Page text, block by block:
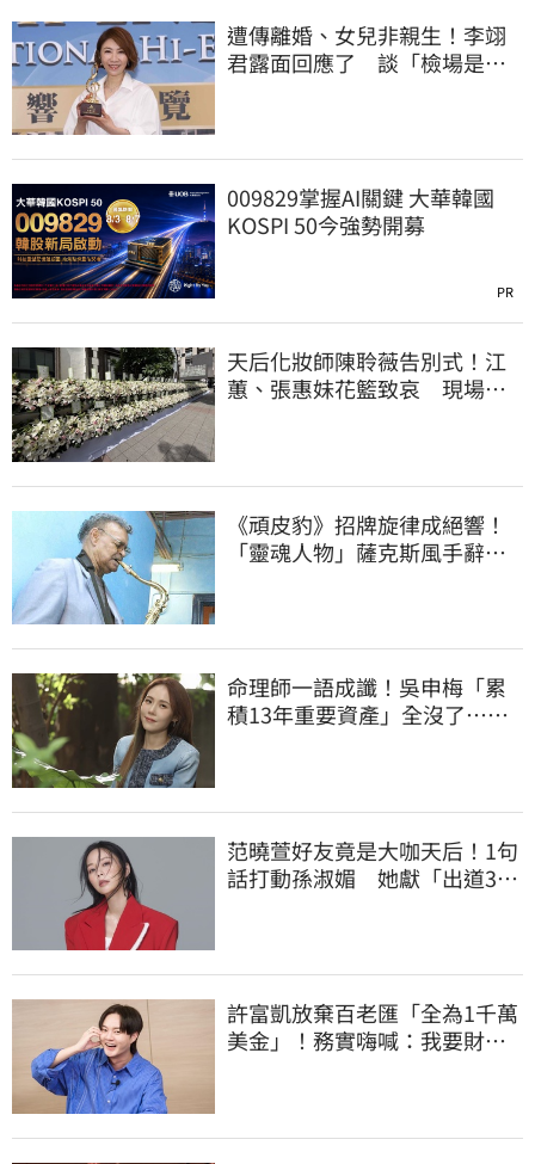
遭傳離婚、女兒非親生！李翊
君露面回應了 談「檢場是否
009829掌握AI關鍵 大華韓國
KOSPI 50今強勢開募
PR
天后化妝師陳聆薇告別式！江
蕙、張惠妹花籃致哀 現場白
《頑皮豹》招牌旋律成絕響！
「靈魂人物」薩克斯風手辭
命理師一語成讖！吳申梅「累
積13年重要資產」全沒了…急
范曉萱好友竟是大咖天后！1句
話打動孫淑媚 她獻「出道31
許富凱放棄百老匯「全為1千萬
美金」！務實嗨喊：我要財富